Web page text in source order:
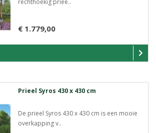
rechthoekig priee..
€ 1.779,00
Prieel Syros 430 x 430 cm
De prieel Syros 430 x 430 cm is een mooie
overkapping v..